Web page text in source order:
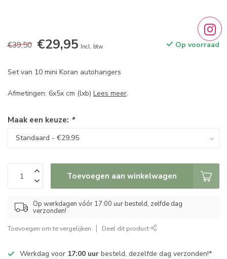
€39,50 €29,95 Incl. btw Op voorraad
Set van 10 mini Koran autohangers
Afmetingen: 6x5x cm (lxb) Lees meer.
Maak een keuze: *
Toevoegen aan winkelwagen
Op werkdagen vóór 17:00 uur besteld, zelfde dag
verzonden!
Toevoegen om te vergelijken Deel dit product
Werkdag voor 17:00 uur besteld, dezelfde dag verzonden!*